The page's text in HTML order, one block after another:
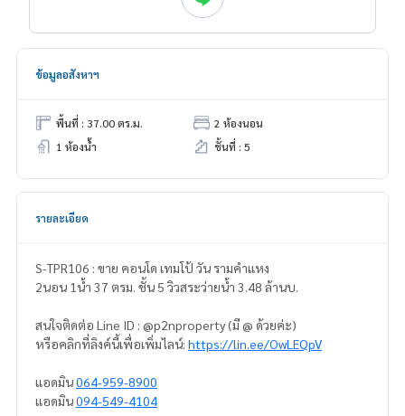
ข้อมูลอสังหาฯ
พื้นที่ : 37.00 ตร.ม.
2 ห้องนอน
1 ห้องน้ำ
ชั้นที่ : 5
รายละเอียด
S-TPR106 : ขาย คอนโด เทมโป้ วัน รามคำแหง
2นอน 1น้ำ 37 ตรม. ชั้น 5 วิวสระว่ายน้ำ 3.48 ล้านบ.
สนใจติดต่อ Line ID : @p2nproperty (มี @ ด้วยค่ะ)
หรือคลิกที่ลิงค์นี้เพื่อเพิ่มไลน์: https://lin.ee/OwLEQpV
แอดมิน064-959-8900
แอดมิน094-549-4104